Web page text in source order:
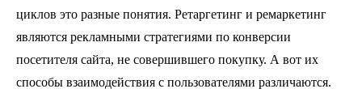
циклов это разные понятия. Ретаргетинг и ремаркетинг
являются рекламными стратегиями по конверсии
посетителя сайта, не совершившего покупку. А вот их
способы взаимодействия с пользователями различаются.